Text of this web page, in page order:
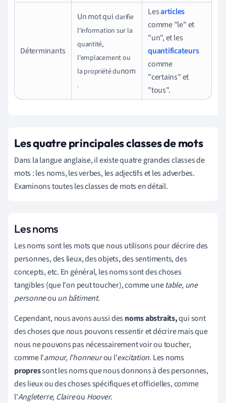
Déterminants
Un mot qui clarifie
l'information sur la
quantité,
l'emplacement ou
la propriété dunom
.
Lesarticles
comme "le" et
"un", et les
quantificateurs
comme
"certains" et
"tous".
Les quatre principales classes de mots
Dans la langue anglaise, il existe quatre grandes classes de
mots : les noms, les verbes, les adjectifs et les adverbes.
Examinons toutes les classes de mots en détail.
Les noms
Les noms sont les mots que nous utilisons pour décrire des
personnes, des lieux, des objets, des sentiments, des
concepts, etc. En général, les noms sont des choses
tangibles (que l'on peut toucher), comme unetable, une
personneouun bâtiment.
Cependant, nous avons aussi desnoms abstraits,qui sont
des choses que nous pouvons ressentir et décrire mais que
nous ne pouvons pas nécessairement voir ou toucher,
comme l'amour, l'honneurou l'excitation. Les noms
propressont les noms que nous donnons à des personnes,
des lieux ou des choses spécifiques et officielles, comme
l'Angleterre, Claireou Hoover.